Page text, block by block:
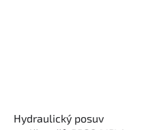
Hydraulický posuv